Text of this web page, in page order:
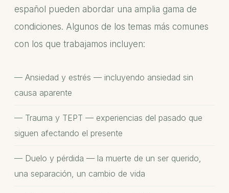
español pueden abordar una amplia gama de
condiciones. Algunos de los temas más comunes
con los que trabajamos incluyen:
Ansiedad y estrés — incluyendo ansiedad sin
causa aparente
Trauma y TEPT — experiencias del pasado que
siguen afectando el presente
Duelo y pérdida — la muerte de un ser querido,
una separación, un cambio de vida